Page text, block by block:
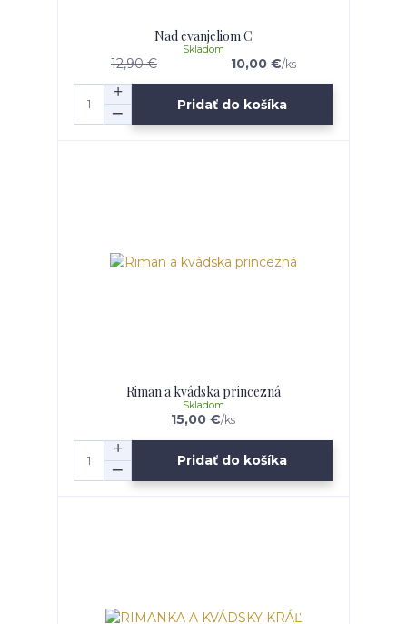
Nad evanjeliom C
12,90 € 10,00 €/ks
Skladom
Pridať do košíka
Riman a kvádska princezná
15,00 €/ks
Skladom
Pridať do košíka